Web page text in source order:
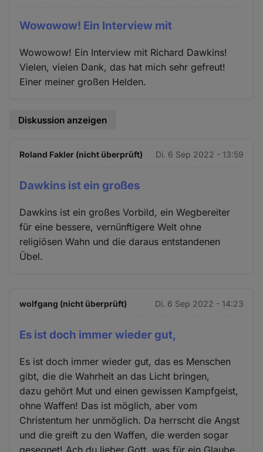
Wowowow! Ein Interview mit
Wowowow! Ein Interview mit Richard Dawkins!
Vielen, vielen Dank, das hat mich sehr gefreut!
Einer meiner großen Helden.
Diskussion anzeigen
Roland Fakler (nicht überprüft) Di. 6 Sep 2022 - 13:59
Dawkins ist ein großes
Dawkins ist ein großes Vorbild, ein Wegbereiter
für eine bessere, vernünftigere Welt ohne
religiösen Wahn und die daraus entstandenen
Übel.
wolfgang (nicht überprüft) Di. 6 Sep 2022 - 14:23
Es ist doch immer wieder gut,
Es ist doch immer wieder gut, das es Menschen
gibt, die die Wahrheit an das Licht bringen,
dazu gehört Mut und einen gewissen Kampfgeist,
ohne Waffen! Das ist möglich, aber vom
Christentum her unmöglich. Da herrscht die Angst
und die greift zu den Waffen, die werden sogar
gesegnet! Ach du lieber Gott, was für ein Glaube,